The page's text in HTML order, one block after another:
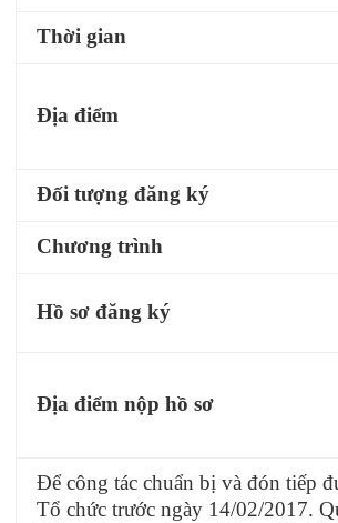
Thời gian
Địa điểm
Đối tượng đăng ký
Chương trình
Hồ sơ đăng ký
Địa điểm nộp hồ sơ
Để công tác chuẩn bị và đón tiếp
Tổ chức trước ngày 14/02/2017.